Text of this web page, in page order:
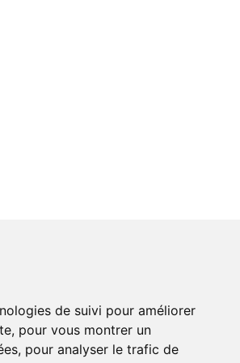
de suivi pour améliorer
pour vous montrer un
pour analyser le trafic de